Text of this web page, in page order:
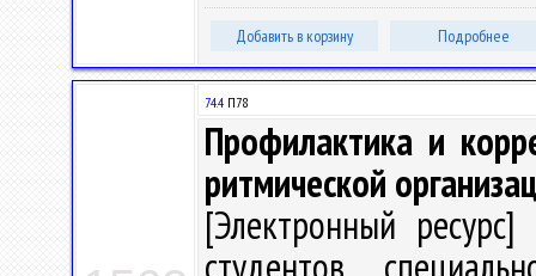
Добавить в корзину Подробнее
74.4 П78
Профилактика и
ритмической
[Электронный